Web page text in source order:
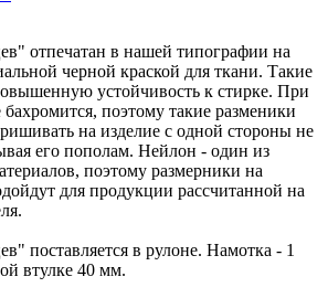
отпечатан в нашей типографии на
черной краской для ткани. Такие
устойчивость к стирке. При
поэтому такие разменики
на изделие с одной стороны не
его пополам. Нейлон - один из
поэтому размерники на
для продукции рассчитанной на
поставляется в рулоне. Намотка - 1
втулке 40 мм.